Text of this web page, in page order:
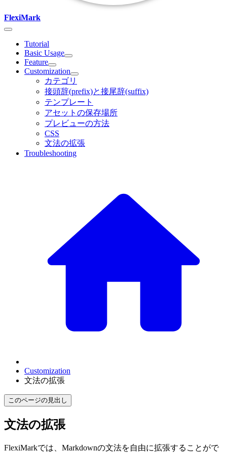
FlexiMark
Tutorial
Basic Usage
Feature
Customization
カテゴリ
接頭辞(prefix)と接尾辞(suffix)
テンプレート
アセットの保存場所
プレビューの方法
CSS
文法の拡張
Troubleshooting
Customization
文法の拡張
このページの見出し
文法の拡張
FlexiMarkでは、Markdownの文法を自由に拡張することがで